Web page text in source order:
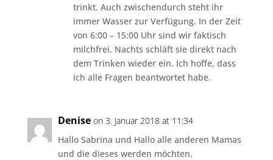
trinkt. Auch zwischendurch steht ihr
immer Wasser zur Verfügung. In der Zeit
von 6:00 – 15:00 Uhr sind wir faktisch
milchfrei. Nachts schläft sie direkt nach
dem Trinken wieder ein. Ich hoffe, dass
ich alle Fragen beantwortet habe.
Denise on 3. Januar 2018 at 11:34
Hallo Sabrina und Hallo alle anderen Mamas
und die dieses werden möchten,